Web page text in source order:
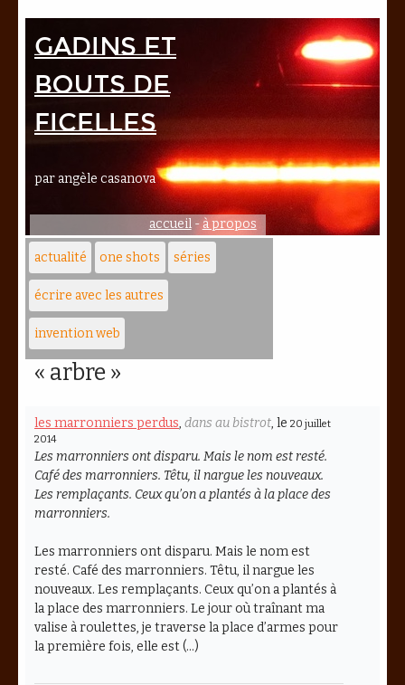
Gadins et
bouts de
ficelles
par angèle casanova
accueil-à propos
actualité one shots séries
écrire avec les autres
invention web
« arbre »
les marronniers perdus, dans au bistrot, le 20 juillet
2014
Les marronniers ont disparu. Mais le nom est resté.
Café des marronniers. Têtu, il nargue les nouveaux.
Les remplaçants. Ceux qu’on a plantés à la place des
marronniers.
Les marronniers ont disparu. Mais le nom est
resté. Café des marronniers. Têtu, il nargue les
nouveaux. Les remplaçants. Ceux qu’on a plantés à
la place des marronniers. Le jour où traînant ma
valise à roulettes, je traverse la place d’armes pour
la première fois, elle est (…)